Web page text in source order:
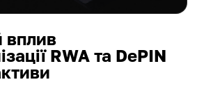
вплив
RWA та DePIN